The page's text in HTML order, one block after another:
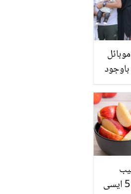
باوجود
شاہد
کے
آیا؟
کیوں کھانا چاہیے ؟ 5 ایسی